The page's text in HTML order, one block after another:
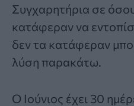
Συγχαρητήρια σε
κατάφεραν να
δεν τα κατάφεραν
λύση παρακάτω.
Ο Ιούνιος έχει 30